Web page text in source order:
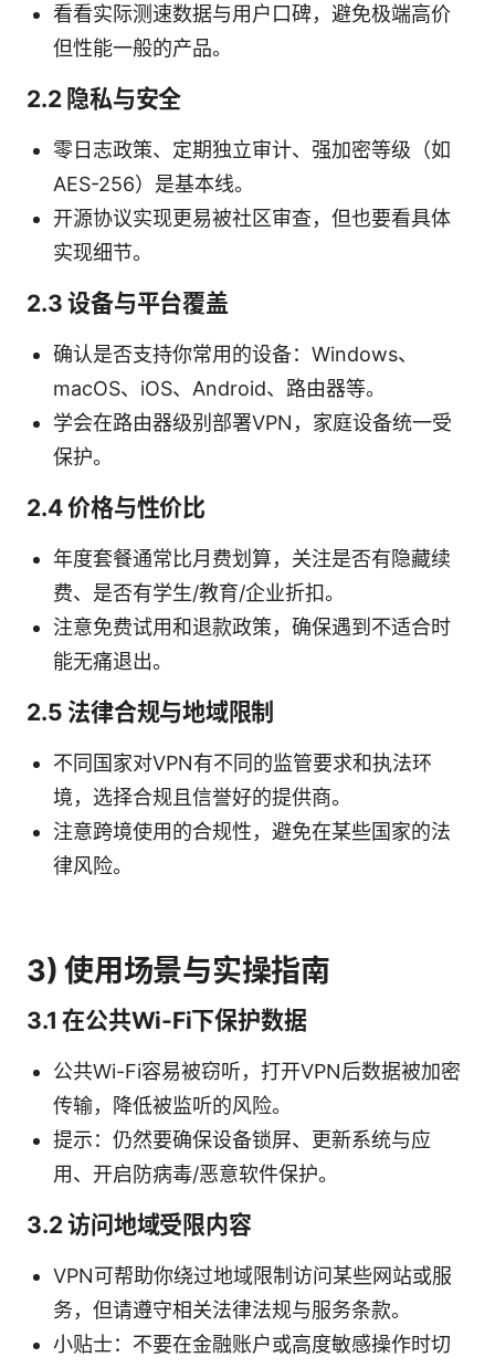
看看实际测速数据与用户口碑，避免极端高价
但性能一般的产品。
2.2 隐私与安全
零日志政策、定期独立审计、强加密等级（如
AES-256）是基本线。
开源协议实现更易被社区审查，但也要看具体
实现细节。
2.3 设备与平台覆盖
确认是否支持你常用的设备：Windows、
macOS、iOS、Android、路由器等。
学会在路由器级别部署VPN，家庭设备统一受
保护。
2.4 价格与性价比
年度套餐通常比月费划算，关注是否有隐藏续
费、是否有学生/教育/企业折扣。
注意免费试用和退款政策，确保遇到不适合时
能无痛退出。
2.5 法律合规与地域限制
不同国家对VPN有不同的监管要求和执法环
境，选择合规且信誉好的提供商。
注意跨境使用的合规性，避免在某些国家的法
律风险。
3) 使用场景与实操指南
3.1 在公共Wi-Fi下保护数据
公共Wi-Fi容易被窃听，打开VPN后数据被加密
传输，降低被监听的风险。
提示：仍然要确保设备锁屏、更新系统与应
用、开启防病毒/恶意软件保护。
3.2 访问地域受限内容
VPN可帮助你绕过地域限制访问某些网站或服
务，但请遵守相关法律法规与服务条款。
小贴士：不要在金融账户或高度敏感操作时切